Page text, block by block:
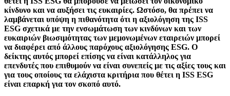
κίνδυνο και να αυξήσει τις ευκαιρίες. Ωστόσο, θα πρέπει να
λαμβάνεται υπόψη η πιθανότητα ότι η αξιολόγηση της ISS
ESG σχετικά με την ενσωμάτωση των κινδύνων και των
ευκαιριών βιωσιμότητας των μεμονωμένων εταιρειών μπορεί
να διαφέρει από άλλους παρόχους αξιολόγησης ESG. Ο
δείκτης αυτός μπορεί επίσης να είναι κατάλληλος για
επενδυτές που επιθυμούν να είναι συνεπείς με τις αξίες τους και
για τους οποίους τα ελάχιστα κριτήρια που θέτει η ISS ESG
είναι επαρκή για τον σκοπό αυτό.